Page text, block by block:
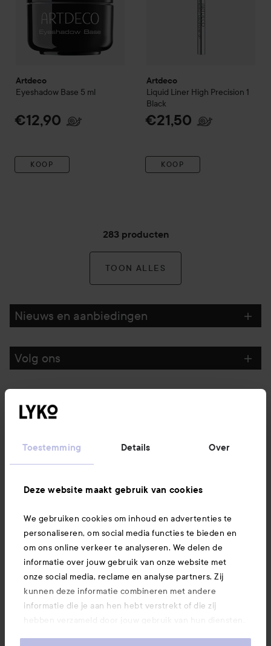
Toestemming Details Over
Deze website maakt gebruik van cookies
We gebruiken cookies om inhoud en advertenties te
personaliseren, om social media functies te bieden en
om ons online verkeer te analyseren. We delen de
informatie over jouw gebruik van onze website met
onze social media, reclame en analyse partners. Zij
kunnen deze informatie combineren met andere
informatie die je aan hen hebt verstrekt of die zij
hebben verzameld door jouw gebruik van hun diensten.
Artdeco
Eyeshadow Base 5 ml
€12,90
KOOP
Artdeco
Liquid Liner High Precision 1
Black
€21,50
KOOP
283 producten
TOON ALLES
Nieuws en aanbiedingen
Volg ons
Informatie
Ook interessant
Download hier onze app